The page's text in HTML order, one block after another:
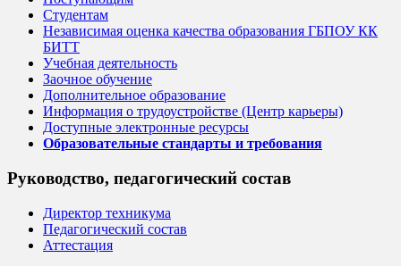
Студентам
Независимая оценка качества образования ГБПОУ КК
БИТТ
Учебная деятельность
Заочное обучение
Дополнительное образование
Информация о трудоустройстве (Центр карьеры)
Доступные электронные ресурсы
Образовательные стандарты и требования
Руководство, педагогический состав
Директор техникума
Педагогический состав
Аттестация